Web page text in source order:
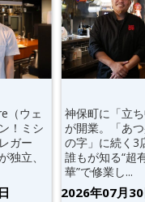
（ウェ
！ミシ
ガー
独立、
神保町に「立ち
が開業。「あ
の字」に続く3
誰もが知る“超
華”で修業し...
2026年07月30